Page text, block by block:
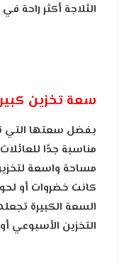
الثلاجة أكثر راحة في
سعة تخزين
مناسبة جدًا
مساحة واسعة
كانت خضروات أو
السعة الكبيرة
التخزين الأسبوعي